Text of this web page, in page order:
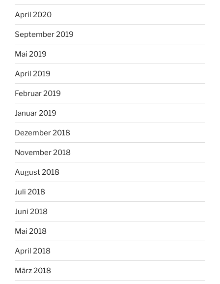
April 2020
September 2019
Mai 2019
April 2019
Februar 2019
Januar 2019
Dezember 2018
November 2018
August 2018
Juli 2018
Juni 2018
Mai 2018
April 2018
März 2018